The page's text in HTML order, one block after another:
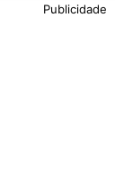
Publicidade